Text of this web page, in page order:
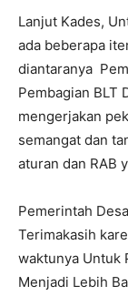
Lanjut Kades,
ada beberapa
diantaranya
Pembagian BLT
mengerjakan
semangat dan
aturan dan RAB
Pemerintah
Terimakasih
waktunya Untuk
Menjadi Lebih